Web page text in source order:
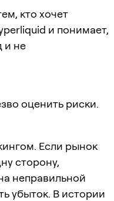
кто хочет
и понимает,
и не
оценить риски.
Если рынок
сторону,
неправильной
убыток. В истории